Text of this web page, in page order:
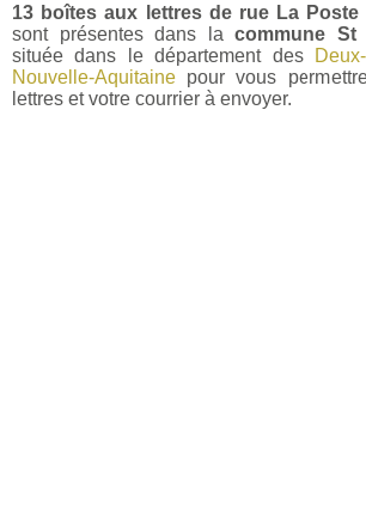
13 boîtes aux lettres de rue La Poste
sont présentes dans la commune St
située dans le département des
Nouvelle-Aquitaine pour vous
lettres et votre courrier à envoyer.